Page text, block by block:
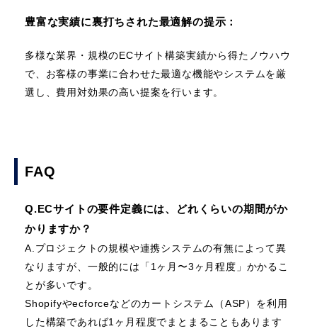
豊富な実績に裏打ちされた最適解の提示：
多様な業界・規模のECサイト構築実績から得たノウハウ
で、お客様の事業に合わせた最適な機能やシステムを厳
選し、費用対効果の高い提案を行います。
FAQ
Q.ECサイトの要件定義には、どれくらいの期間がか
かりますか？
A.プロジェクトの規模や連携システムの有無によって異
なりますが、一般的には「1ヶ月〜3ヶ月程度」かかるこ
とが多いです。
Shopifyやecforceなどのカートシステム（ASP）を利用
した構築であれば1ヶ月程度でまとまることもあります